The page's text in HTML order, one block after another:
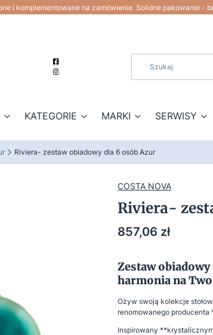
i komplementowane na zamówienie. Solidne pakowanie -
KATEGORIE MARKI SERWISY
Riviera- zestaw obiadowy dla 6 osób Azur
COSTA NOVA
Riviera-
Cena
857,06 zł
Zestaw
harmonia na
Ożyw swoją kolekcje
renomowanego producenta
Inspirowany